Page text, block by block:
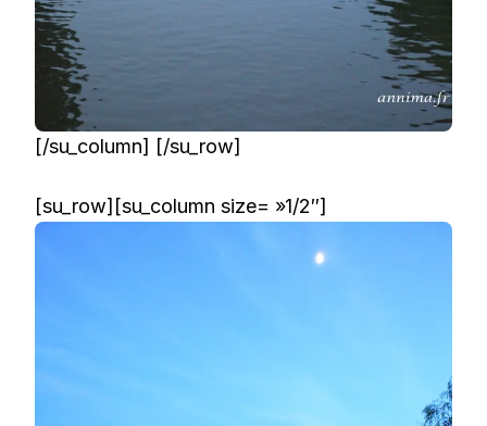
[/su_column] [/su_row]
[su_row][su_column size= »1/2″]